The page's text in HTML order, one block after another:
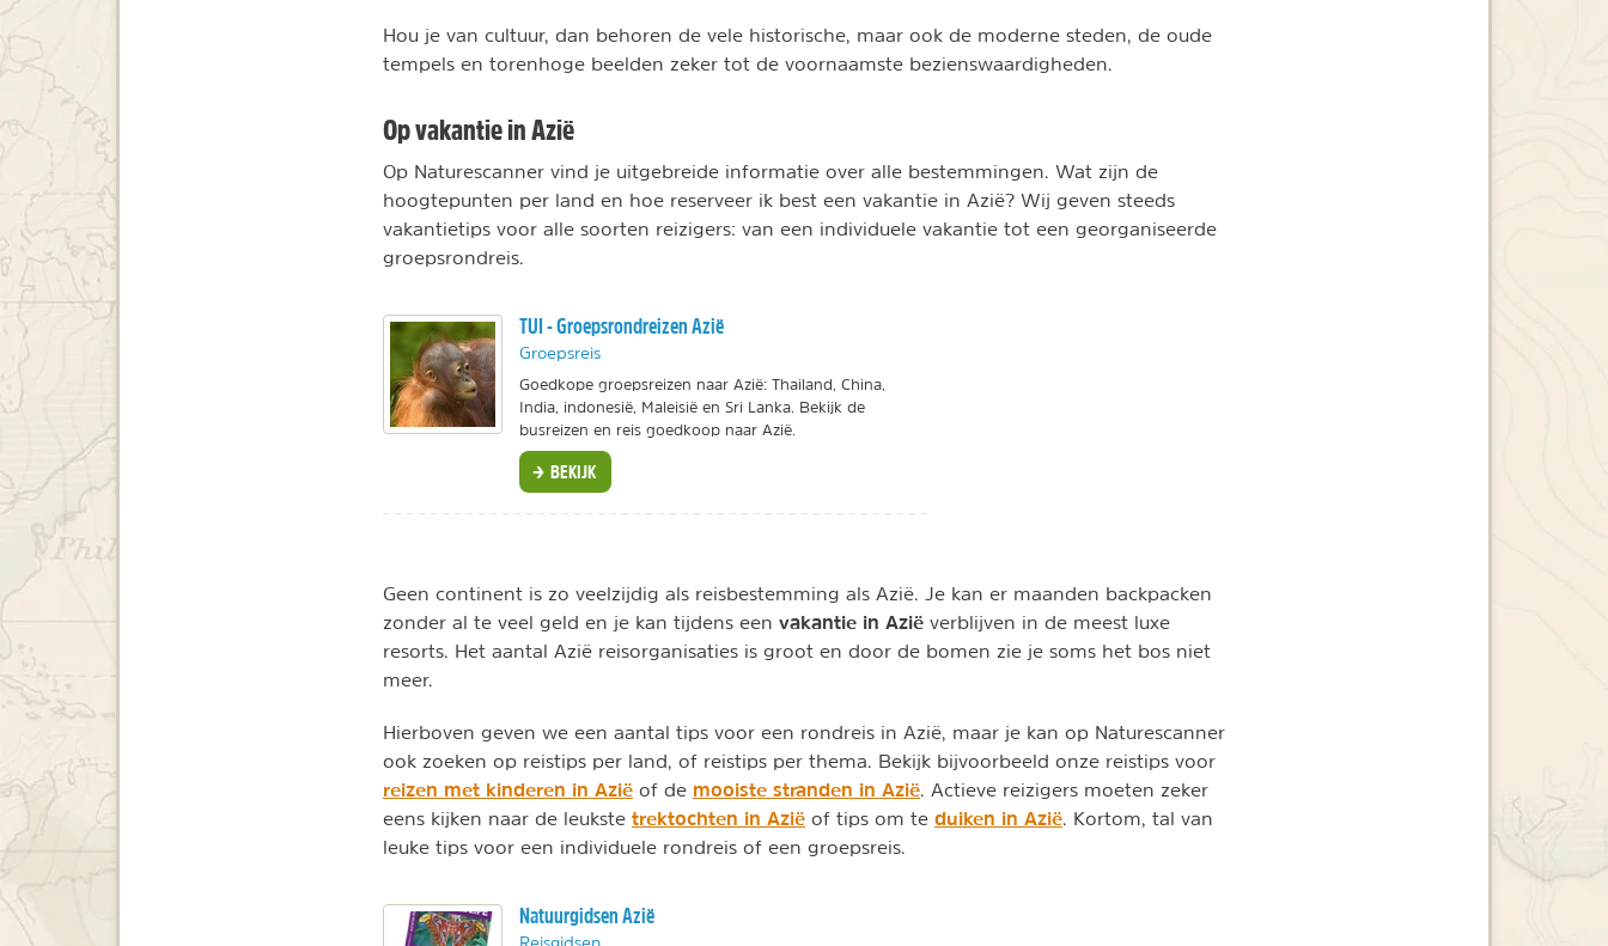
Hou je van cultuur, dan behoren de vele historische, maar ook de moderne steden, de oude
tempels en torenhoge beelden zeker tot de voornaamste bezienswaardigheden.
Op vakantie in Azië
Op Naturescanner vind je uitgebreide informatie over alle bestemmingen. Wat zijn de
hoogtepunten per land en hoe reserveer ik best een vakantie in Azië? Wij geven steeds
vakantietips voor alle soorten reizigers: van een individuele vakantie tot een georganiseerde
groepsrondreis.
TUI - Groepsrondreizen Azië
Groepsreis
Goedkope groepsreizen naar Azië: Thailand, China,
India, indonesië, Maleisië en Sri Lanka. Bekijk de
busreizen en reis goedkoop naar Azië.
BEKIJK
Geen continent is zo veelzijdig als reisbestemming als Azië. Je kan er maanden backpacken
zonder al te veel geld en je kan tijdens een vakantie in Azië verblijven in de meest luxe
resorts. Het aantal Azië reisorganisaties is groot en door de bomen zie je soms het bos niet
meer.
Hierboven geven we een aantal tips voor een rondreis in Azië, maar je kan op Naturescanner
ook zoeken op reistips per land, of reistips per thema. Bekijk bijvoorbeeld onze reistips voor
reizen met kinderen in Azië of de mooiste stranden in Azië . Actieve reizigers moeten zeker
eens kijken naar de leukste trektochten in Azië of tips om te duiken in Azië . Kortom, tal van
leuke tips voor een individuele rondreis of een groepsreis.
Natuurgidsen Azië
Reisgidsen